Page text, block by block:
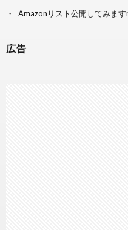
Amazonリスト公開してみます
広告